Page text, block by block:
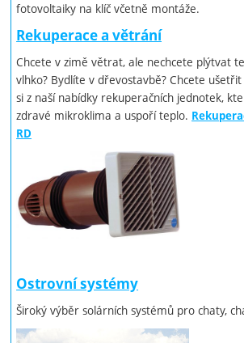
fotovoltaiky na klíč včetně montáže.
Rekuperace a větrání
Chcete v zimě větrat, ale nechcete plýtvat
vlhko? Bydlíte v dřevostavbě? Chcete
si z naší nabídky rekuperačních jednotek,
zdravé mikroklima a uspoří teplo.
RD
Ostrovní systémy
Široký výběr solárních systémů pro chaty,